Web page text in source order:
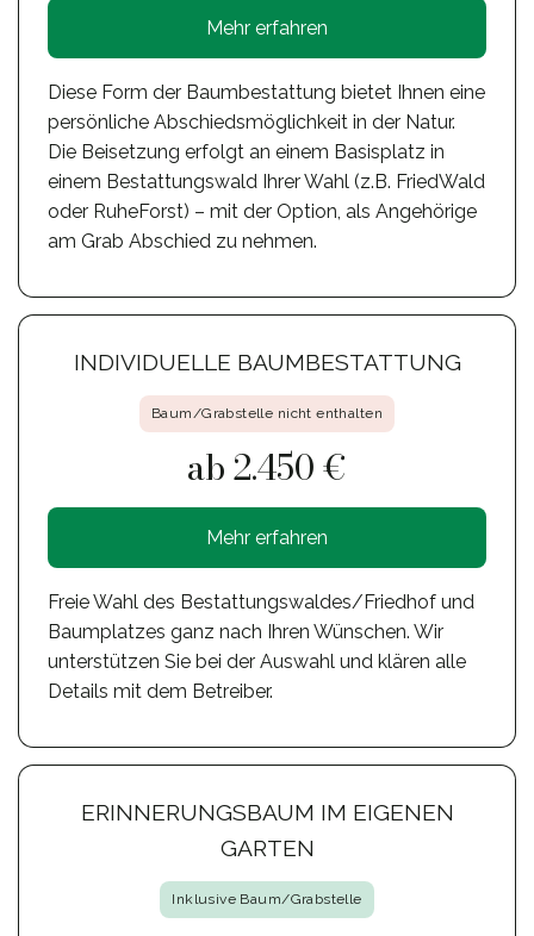
Mehr erfahren
Diese Form der Baumbestattung bietet Ihnen eine
persönliche Abschiedsmöglichkeit in der Natur.
Die Beisetzung erfolgt an einem Basisplatz in
einem Bestattungswald Ihrer Wahl (z.B. FriedWald
oder RuheForst) – mit der Option, als Angehörige
am Grab Abschied zu nehmen.
INDIVIDUELLE BAUMBESTATTUNG
Baum/Grabstelle nicht enthalten
ab 2.450 €
Mehr erfahren
Freie Wahl des Bestattungswaldes/Friedhof und
Baumplatzes ganz nach Ihren Wünschen. Wir
unterstützen Sie bei der Auswahl und klären alle
Details mit dem Betreiber.
ERINNERUNGSBAUM IM EIGENEN
GARTEN
Inklusive Baum/Grabstelle